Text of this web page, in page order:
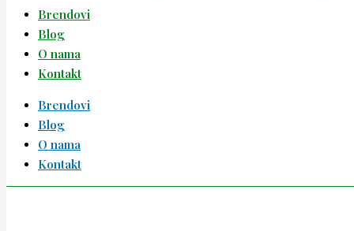
Brendovi
Blog
O nama
Kontakt
Brendovi
Blog
O nama
Kontakt